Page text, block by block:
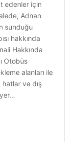
edenler için
Adnan
sunduğu
hakkında
Hakkında
Otobüs
alanları ile
ve dış